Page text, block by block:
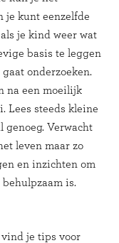
je kunt eenzelfde
je kind weer wat
basis te leggen
onderzoeken.
na een moeilijk
Lees steeds kleine
genoeg. Verwacht
leven maar zo
en inzichten om
is.
je tips voor